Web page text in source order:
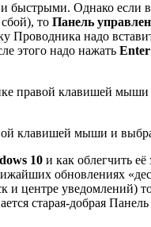
быстрыми. Однако если
то Панель
Проводника надо
этого надо нажать Enter
правой клавишей
клавишей мыши и
10 и как облегчить
обновлениях
и центре уведомлений)
старая-добрая